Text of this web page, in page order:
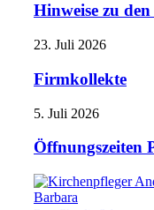
Hinweise zu
23. Juli 2026
Firmkollekte
5. Juli 2026
Öffnungszeiten